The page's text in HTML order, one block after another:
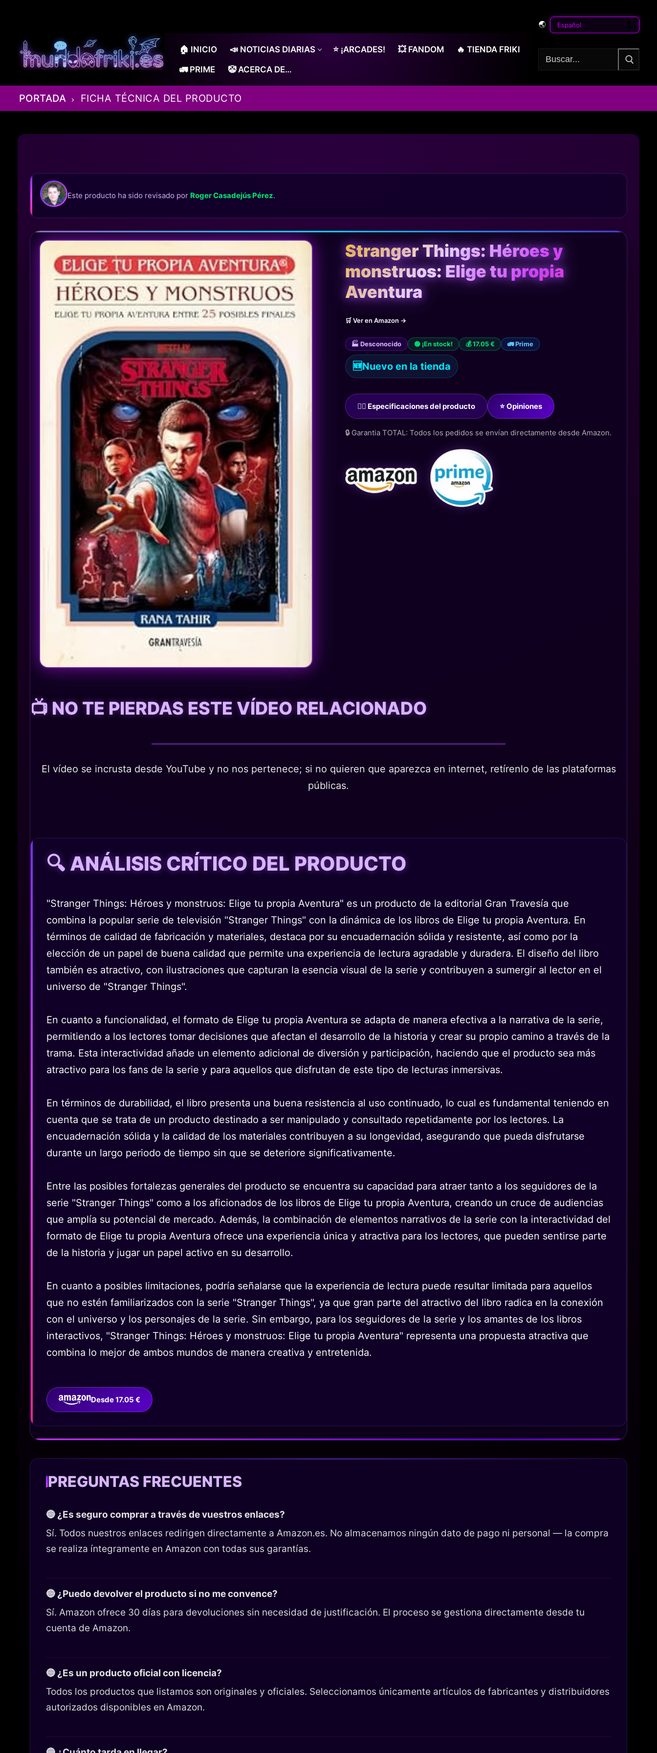
🌏
🏠 INICIO 📣 NOTICIAS DIARIAS ⭐ ¡ARCADES! 💥 FANDOM 🔥 TIENDA FRIKI
🚛 PRIME 🤡 ACERCA DE…
Buscar:
PORTADA FICHA TÉCNICA DEL PRODUCTO
Este producto ha sido revisado por Roger Casadejús Pérez.
Stranger Things: Héroes y
monstruos: Elige tu propia
Aventura
🛒 Ver en Amazon →
🏭 Desconocido 🟢 ¡En stock! 💰 17.05 € 🚛 Prime
🆕Nuevo en la tienda
🙋‍♂️ Especificaciones del producto ⭐ Opiniones
🔒 Garantia TOTAL: Todos los pedidos se envían directamente desde Amazon.
📺 NO TE PIERDAS ESTE VÍDEO RELACIONADO
El vídeo se incrusta desde YouTube y no nos pertenece; si no quieren que aparezca en internet, retírenlo de las plataformas
públicas.
🔍 ANÁLISIS CRÍTICO DEL PRODUCTO
"Stranger Things: Héroes y monstruos: Elige tu propia Aventura" es un producto de la editorial Gran Travesía que
combina la popular serie de televisión "Stranger Things" con la dinámica de los libros de Elige tu propia Aventura. En
términos de calidad de fabricación y materiales, destaca por su encuadernación sólida y resistente, así como por la
elección de un papel de buena calidad que permite una experiencia de lectura agradable y duradera. El diseño del libro
también es atractivo, con ilustraciones que capturan la esencia visual de la serie y contribuyen a sumergir al lector en el
universo de "Stranger Things".
En cuanto a funcionalidad, el formato de Elige tu propia Aventura se adapta de manera efectiva a la narrativa de la serie,
permitiendo a los lectores tomar decisiones que afectan el desarrollo de la historia y crear su propio camino a través de la
trama. Esta interactividad añade un elemento adicional de diversión y participación, haciendo que el producto sea más
atractivo para los fans de la serie y para aquellos que disfrutan de este tipo de lecturas inmersivas.
En términos de durabilidad, el libro presenta una buena resistencia al uso continuado, lo cual es fundamental teniendo en
cuenta que se trata de un producto destinado a ser manipulado y consultado repetidamente por los lectores. La
encuadernación sólida y la calidad de los materiales contribuyen a su longevidad, asegurando que pueda disfrutarse
durante un largo periodo de tiempo sin que se deteriore significativamente.
Entre las posibles fortalezas generales del producto se encuentra su capacidad para atraer tanto a los seguidores de la
serie "Stranger Things" como a los aficionados de los libros de Elige tu propia Aventura, creando un cruce de audiencias
que amplía su potencial de mercado. Además, la combinación de elementos narrativos de la serie con la interactividad del
formato de Elige tu propia Aventura ofrece una experiencia única y atractiva para los lectores, que pueden sentirse parte
de la historia y jugar un papel activo en su desarrollo.
En cuanto a posibles limitaciones, podría señalarse que la experiencia de lectura puede resultar limitada para aquellos
que no estén familiarizados con la serie "Stranger Things", ya que gran parte del atractivo del libro radica en la conexión
con el universo y los personajes de la serie. Sin embargo, para los seguidores de la serie y los amantes de los libros
interactivos, "Stranger Things: Héroes y monstruos: Elige tu propia Aventura" representa una propuesta atractiva que
combina lo mejor de ambos mundos de manera creativa y entretenida.
Desde 17.05 €
PREGUNTAS FRECUENTES
🔵 ¿Es seguro comprar a través de vuestros enlaces?
Sí. Todos nuestros enlaces redirigen directamente a Amazon.es. No almacenamos ningún dato de pago ni personal — la compra
se realiza íntegramente en Amazon con todas sus garantías.
🔵 ¿Puedo devolver el producto si no me convence?
Sí. Amazon ofrece 30 días para devoluciones sin necesidad de justificación. El proceso se gestiona directamente desde tu
cuenta de Amazon.
🔵 ¿Es un producto oficial con licencia?
Todos los productos que listamos son originales y oficiales. Seleccionamos únicamente artículos de fabricantes y distribuidores
autorizados disponibles en Amazon.